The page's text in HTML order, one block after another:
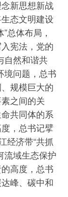
新思想新战
态文明建设
总体布局，
宪法，党的
自然和谐共
境问题，总书
规模巨大的
之间的关
共同体的系
，总书记擘
经济带“共抓
流域生态保护
高度，总书
峰、碳中和